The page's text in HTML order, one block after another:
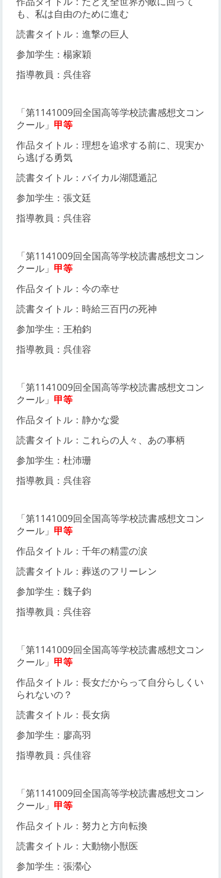
も、私は自由のために進む
読書タイトル：進撃の巨人
参加学生：楊家穎
指導教員：呉佳容
「第1141009回全国高等学校読書感想文コン
クール」 甲等
作品タイトル：理想を追求する前に、現実か
ら逃げる勇気
読書タイトル：バイカル湖隠遁記
参加学生：張文廷
指導教員：呉佳容
「第1141009回全国高等学校読書感想文コン
クール」 甲等
作品タイトル：今の幸せ
読書タイトル：時給三百円の死神
参加学生：王柏鈞
指導教員：呉佳容
「第1141009回全国高等学校読書感想文コン
クール」 甲等
作品タイトル：静かな愛
読書タイトル：これらの人々、あの事柄
参加学生：杜沛珊
指導教員：呉佳容
「第1141009回全国高等学校読書感想文コン
クール」 甲等
作品タイトル：千年の精霊の涙
読書タイトル：葬送のフリーレン
参加学生：魏子鈞
指導教員：呉佳容
「第1141009回全国高等学校読書感想文コン
クール」 甲等
作品タイトル：長女だからって自分らしくい
られないの？
読書タイトル：長女病
参加学生：廖高羽
指導教員：呉佳容
「第1141009回全国高等学校読書感想文コン
クール」 甲等
作品タイトル：努力と方向転換
読書タイトル：大動物小獣医
参加学生：張瀠心